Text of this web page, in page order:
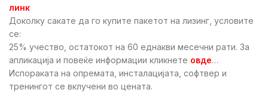
линк
Доколку сакате да го купите пакетот на лизинг, условите
се:
25% учество, остатокот на 60 еднакви месечни рати. За
апликација и повеќе информации кликнете овде…
Испораката на опремата, инсталацијата, софтвер и
тренингот се вклучени во цената.